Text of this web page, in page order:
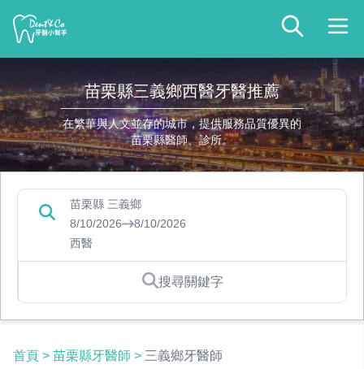
苗栗縣三義鄉西醫牙醫推薦
在繁華與人文並存的城市，提供服務品質優異的
苗栗縣醫師、診所。
苗栗縣 三義鄉
8/10/2026
8/10/2026
西醫
搜尋關鍵字
首頁 > 苗栗縣牙醫師 > 三義鄉牙醫師